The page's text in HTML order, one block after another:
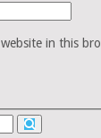
in this